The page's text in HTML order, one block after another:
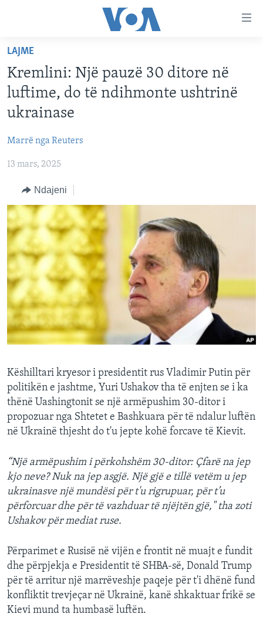
faqen
kryesore
Kalo
tek
faqja
Kalo
tek
FAQJA KRYESORE
KATEGORITË
AMERIKA
EVROPA
BOTA
MJEDISI
KULTURË
SHKENCË DHE TEKNOLOGJI
SHËNDETËSI
INTERVISTA
DITARI
DITARI
Learning English
FOLLOW US
Gjuhët
LAJME
Kremlini: Një pauzë 30 ditore në
luftime, do të ndihmonte ushtrinë
ukrainase
Marrë nga Reuters
13 mars, 2025
Ndajeni
Këshilltari kryesor i presidentit rus Vladimir Putin për
politikën e jashtme, Yuri Ushakov tha të enjten se i ka
thënë Uashingtonit se një armëpushim 30-ditor i
propozuar nga Shtetet e Bashkuara për të ndalur luftën
në Ukrainë thjesht do t'u jepte kohë forcave të Kievit.
“Një armëpushim i përkohshëm 30-ditor: Çfarë na jep
kjo neve? Nuk na jep asgjë. Një gjë e tillë vetëm u jep
ukrainasve një mundësi për t'u rigrupuar, për t’u
përforcuar dhe për të vazhduar të njëjtën gjë," tha zoti
Ushakov për mediat ruse.
Përparimet e Rusisë në vijën e frontit në muajt e fundit
dhe përpjekja e Presidentit të SHBA-së, Donald Trump
për të arritur një marrëveshje paqeje për t'i dhënë fund
konfliktit trevjeçar në Ukrainë, kanë shkaktuar frikë se
Kievi mund ta humbasë luftën.